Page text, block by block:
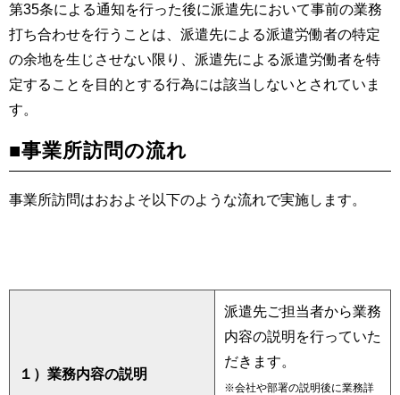
第35条による通知を行った後に派遣先において事前の業務
打ち合わせを行うことは、派遣先による派遣労働者の特定
の余地を生じさせない限り、派遣先による派遣労働者を特
定することを目的とする行為には該当しないとされていま
す。
■事業所訪問の流れ
事業所訪問はおおよそ以下のような流れで実施します。
１）業務内容の説明
派遣先ご担当者から業務
内容の説明を行っていた
だきます。
※会社や部署の説明後に業務詳